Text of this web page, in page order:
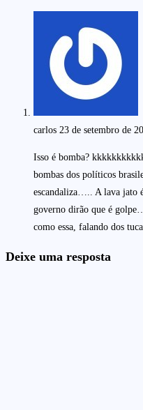
carlos 23 de setembro de
Isso é bomba?
bombas dos políticos
escandaliza….. A lava jato
governo dirão que é
como essa, falando dos
Deixe uma resposta